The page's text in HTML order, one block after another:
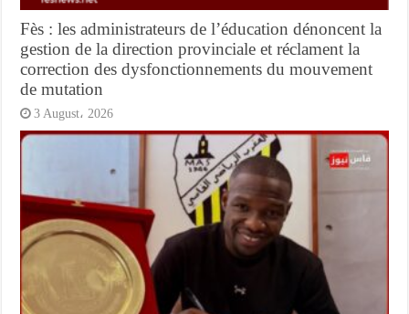
Fès : les administrateurs de l’éducation dénoncent la
gestion de la direction provinciale et réclament la
correction des dysfonctionnements du mouvement
de mutation
3 August، 2026